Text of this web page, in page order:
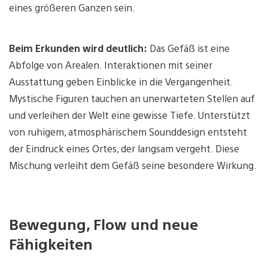
eines größeren Ganzen sein.
Beim Erkunden wird deutlich: Das Gefäß ist eine
Abfolge von Arealen. Interaktionen mit seiner
Ausstattung geben Einblicke in die Vergangenheit.
Mystische Figuren tauchen an unerwarteten Stellen auf
und verleihen der Welt eine gewisse Tiefe. Unterstützt
von ruhigem, atmosphärischem Sounddesign entsteht
der Eindruck eines Ortes, der langsam vergeht. Diese
Mischung verleiht dem Gefäß seine besondere Wirkung.
Bewegung, Flow und neue
Fähigkeiten